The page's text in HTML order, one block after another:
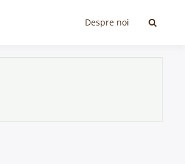
Despre noi